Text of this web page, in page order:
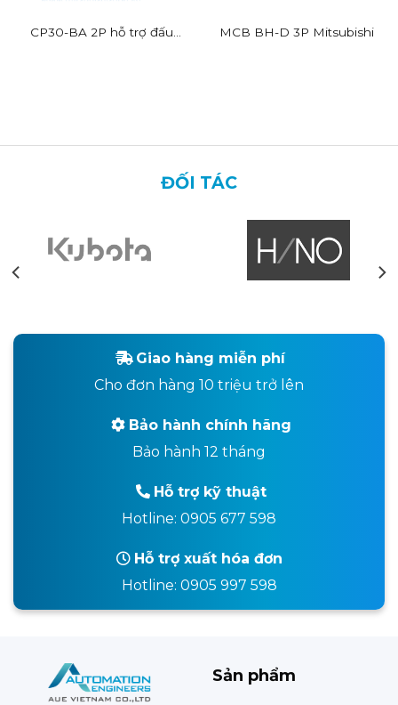
CP30-BA 2P hỗ trợ đấu
MCB BH-D 3P Mitsubishi
ĐỐI TÁC
Giao hàng miễn phí
Cho đơn hàng 10 triệu trở lên
Bảo hành chính hãng
Bảo hành 12 tháng
Hỗ trợ kỹ thuật
Hotline: 0905 677 598
Hỗ trợ xuất hóa đơn
Hotline: 0905 997 598
Sản phẩm